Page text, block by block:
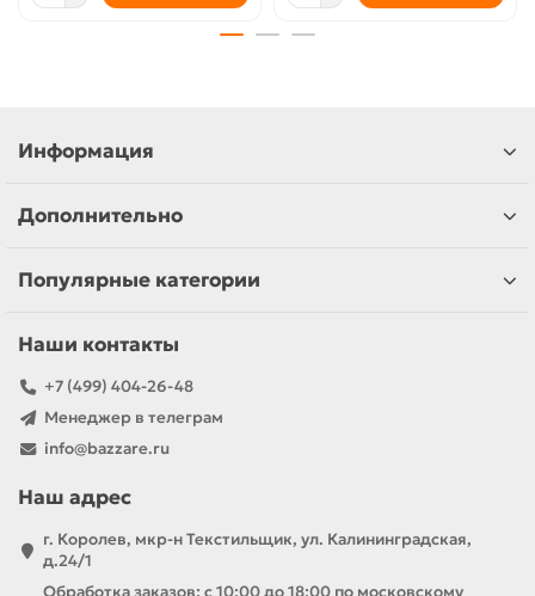
Информация
Дополнительно
Популярные категории
Наши контакты
+7 (499) 404-26-48
Менеджер в телеграм
info@bazzare.ru
Наш адрес
г. Королев, мкр-н Текстильщик, ул. Калининградская,
д.24/1